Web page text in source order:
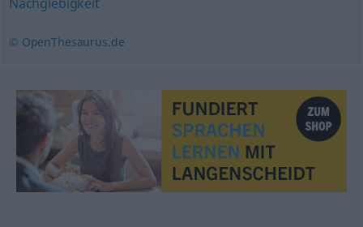
© OpenThesaurus.de